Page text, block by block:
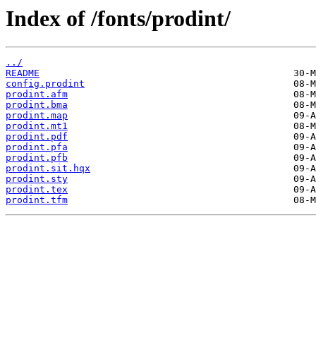
Index of /fonts/prodint/
../
README
config.prodint
prodint.afm
prodint.bma
prodint.map
prodint.mt1
prodint.pdf
prodint.pfa
prodint.pfb
prodint.sit.hqx
prodint.sty
prodint.tex
prodint.tfm